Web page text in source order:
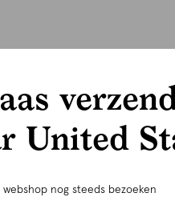
United
nog steeds bezoeken